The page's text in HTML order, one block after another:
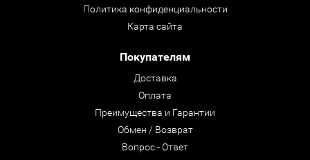
Политика конфиденциальности
Карта сайта
Покупателям
Доставка
Оплата
Преимущества и Гарантии
Обмен / Возврат
Вопрос - Ответ